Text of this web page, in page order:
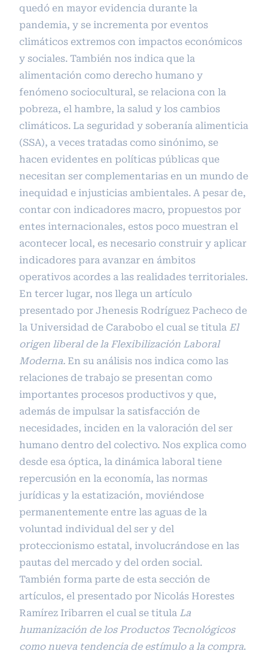
quedó en mayor evidencia durante la
pandemia, y se incrementa por eventos
climáticos extremos con impactos económicos
y sociales. También nos indica que la
alimentación como derecho humano y
fenómeno sociocultural, se relaciona con la
pobreza, el hambre, la salud y los cambios
climáticos. La seguridad y soberanía alimenticia
(SSA), a veces tratadas como sinónimo, se
hacen evidentes en políticas públicas que
necesitan ser complementarias en un mundo de
inequidad e injusticias ambientales. A pesar de,
contar con indicadores macro, propuestos por
entes internacionales, estos poco muestran el
acontecer local, es necesario construir y aplicar
indicadores para avanzar en ámbitos
operativos acordes a las realidades territoriales.
En tercer lugar, nos llega un artículo
presentado por Jhenesis Rodríguez Pacheco de
la Universidad de Carabobo el cual se titula El
origen liberal de la Flexibilización Laboral
Moderna. En su análisis nos indica como las
relaciones de trabajo se presentan como
importantes procesos productivos y que,
además de impulsar la satisfacción de
necesidades, inciden en la valoración del ser
humano dentro del colectivo. Nos explica como
desde esa óptica, la dinámica laboral tiene
repercusión en la economía, las normas
jurídicas y la estatización, moviéndose
permanentemente entre las aguas de la
voluntad individual del ser y del
proteccionismo estatal, involucrándose en las
pautas del mercado y del orden social.
También forma parte de esta sección de
artículos, el presentado por Nicolás Horestes
Ramírez Iribarren el cual se titula La
humanización de los Productos Tecnológicos
como nueva tendencia de estímulo a la compra.